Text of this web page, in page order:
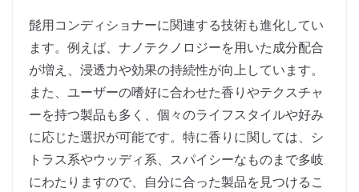
髭用コンディショナーに関連する技術も進化してい
ます。例えば、ナノテクノロジーを用いた成分配合
が増え、浸透力や効果の持続性が向上しています。
また、ユーザーの嗜好に合わせた香りやテクスチャ
ーを持つ製品も多く、個々のライフスタイルや好み
に応じた選択が可能です。特に香りに関しては、シ
トラス系やウッディ系、スパイシーなものまで多岐
にわたりますので、自分に合った製品を見つけるこ